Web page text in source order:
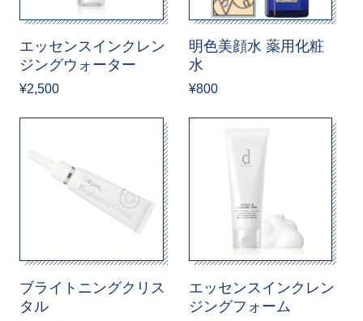
エッセンスインクレン
ジングウォーター
¥2,500
明色美顔水 薬用化粧
水
¥800
ブライトニングクリス
タル
エッセンスインクレン
ジングフォーム